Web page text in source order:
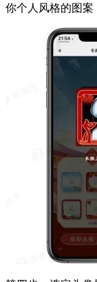
你个人风格的图案